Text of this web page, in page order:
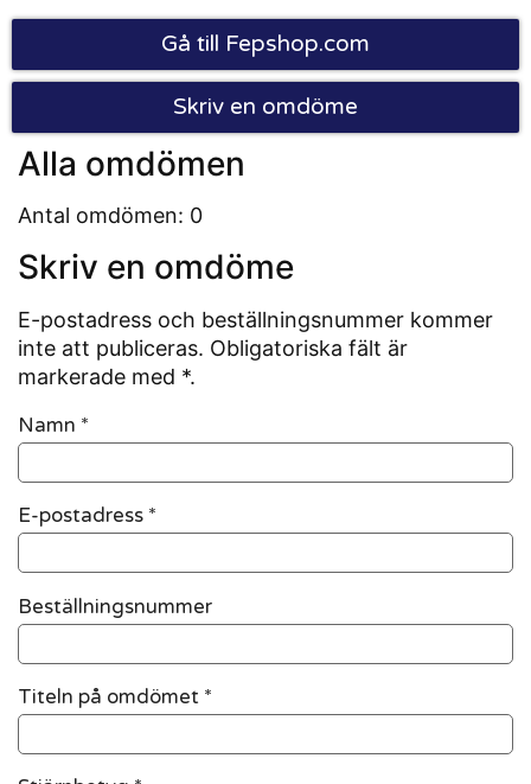
Gå till Fepshop.com
Skriv en omdöme
Alla omdömen
Antal omdömen: 0
Skriv en omdöme
E-postadress och beställningsnummer kommer
inte att publiceras. Obligatoriska fält är
markerade med *.
Namn *
E-postadress *
Beställningsnummer
Titeln på omdömet *